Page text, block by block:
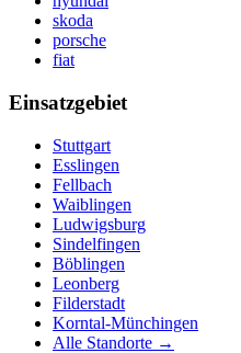
skoda
porsche
fiat
Einsatzgebiet
Stuttgart
Esslingen
Fellbach
Waiblingen
Ludwigsburg
Sindelfingen
Böblingen
Leonberg
Filderstadt
Korntal-Münchingen
Alle Standorte →